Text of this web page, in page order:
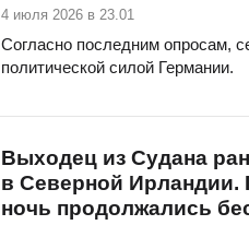
4 июля 2026 в 23.01
Согласно последним опросам,
политической силой Германии.
Выходец из Судана
в Северной Ирландии.
ночь продолжались